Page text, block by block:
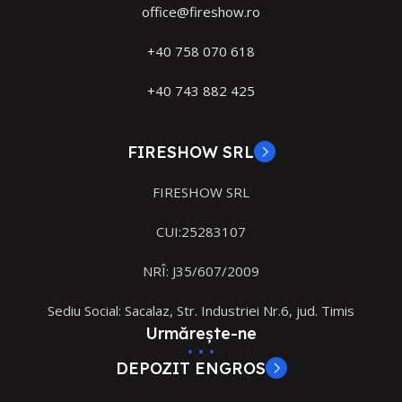
office@fireshow.ro
+40 758 070 618
+40 743 882 425
FIRESHOW SRL
FIRESHOW SRL
CUI:25283107
NRÎ: J35/607/2009
Sediu Social: Sacalaz, Str. Industriei Nr.6, jud. Timis
Urmărește-ne
DEPOZIT ENGROS